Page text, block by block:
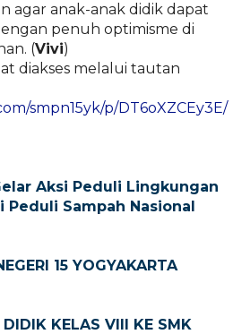
agar anak-anak didik dapat
penuh optimisme di
(Vivi)
diakses melalui tautan
smpn15yk/p/DT6oXZCEy3E/
Aksi Peduli Lingkungan
Peduli Sampah Nasional
15 YOGYAKARTA
DIDIK KELAS VIII KE SMK